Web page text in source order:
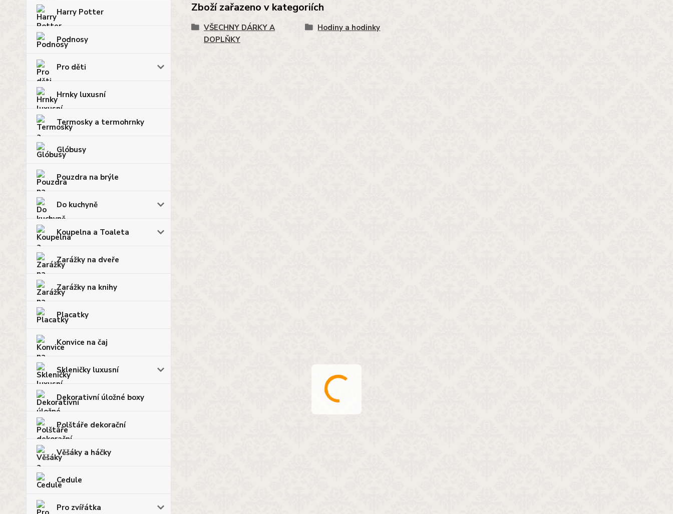
Harry Potter
Podnosy
Pro děti
Hrnky luxusní
Termosky a termohrnky
Glóbusy
Pouzdra na brýle
Do kuchyně
Koupelna a Toaleta
Zarážky na dveře
Zarážky na knihy
Placatky
Konvice na čaj
Skleničky luxusní
Dekorativní úložné boxy
Polštáře dekorační
Věšáky a háčky
Cedule
Pro zvířátka
Zboží zařazeno v kategoriích
VŠECHNY DÁRKY A
DOPLŇKY
Hodiny a hodinky